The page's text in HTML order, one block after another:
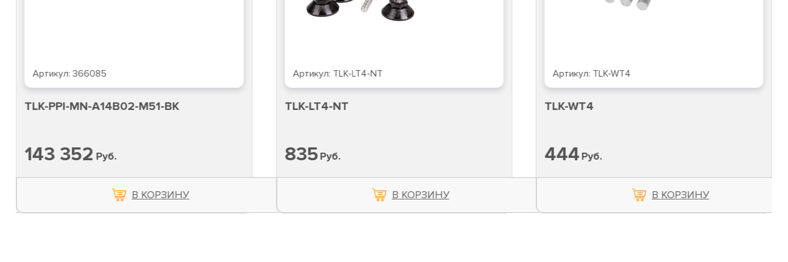
Артикул:366085
TLK-PPI-MN-A14B02-M51-BK
143 352 Руб.
В КОРЗИНУ
Артикул: TLK-LT4-NT
TLK-LT4-NT
835Руб.
В КОРЗИНУ
Артикул: TLK-WT4
TLK-WT4
444Руб.
В КОРЗИНУ